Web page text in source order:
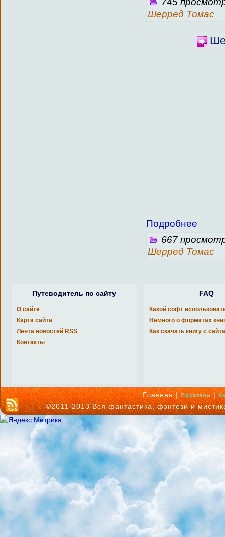
Шерред Томас
Подробнее
667
Шерред Томас
Путеводитель по сайту
О сайте
Карта сайта
Лента новостей RSS
Контакты
FAQ
Какой софт
Немного о форматах
Как скачать книгу с
Главная |Писатели|
©2011-2013 Вся фантастика, фэнтези и